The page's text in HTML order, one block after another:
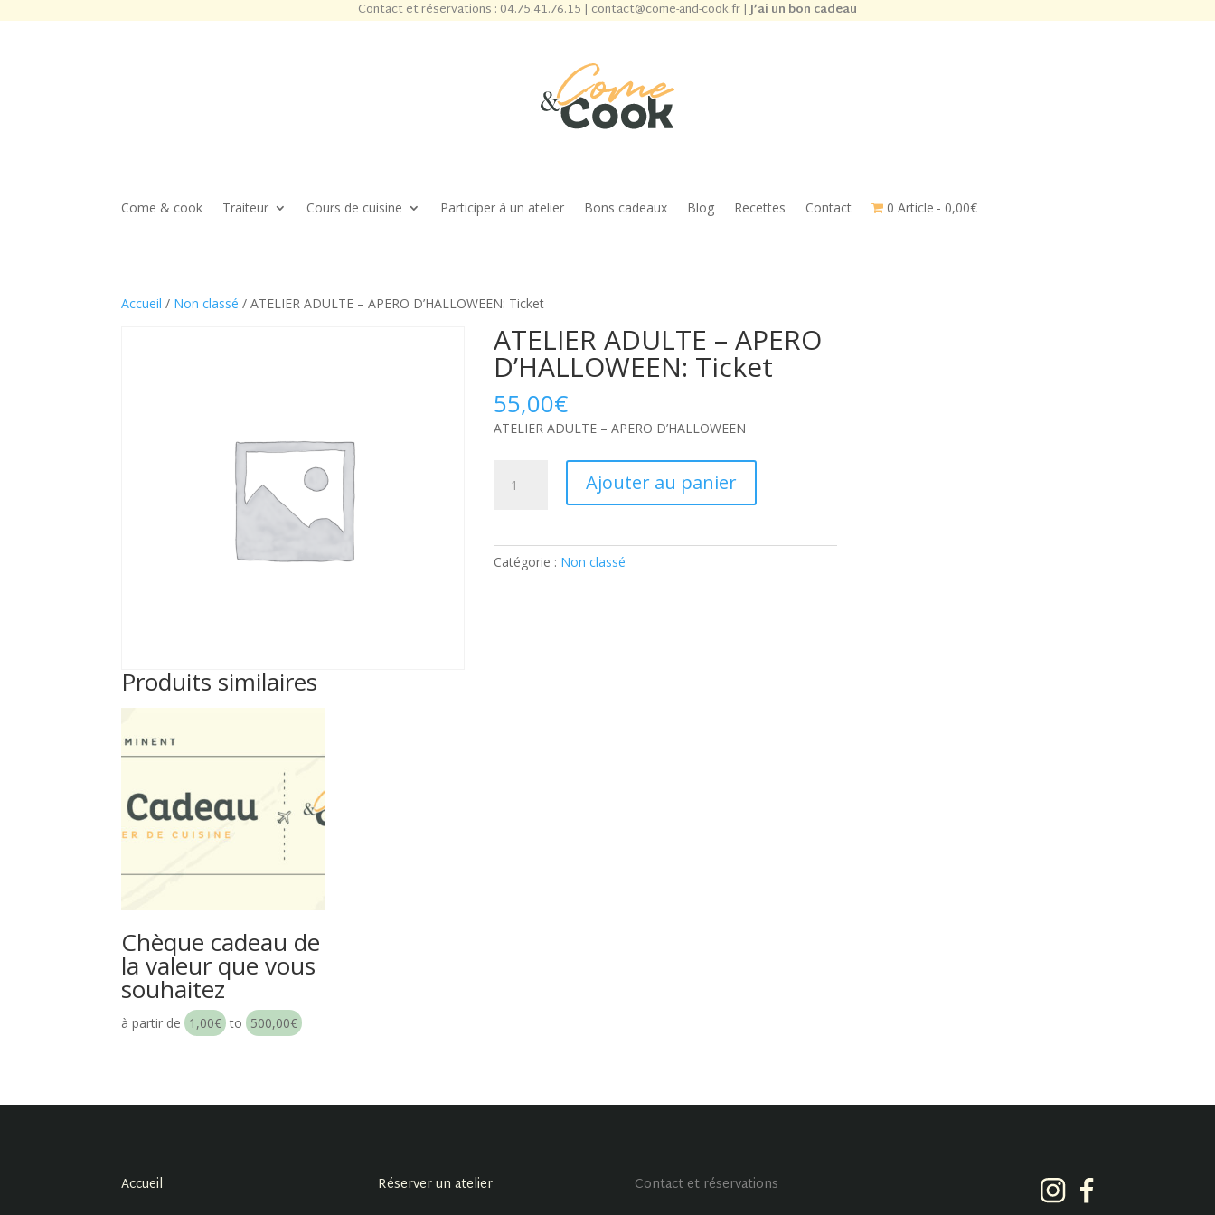
Contact et réservations : 04.75.41.76.15 | contact@come-and-cook.fr|J’ai un bon cadeau
Come & cook Traiteur Cours de cuisine Participer à un atelier Bons cadeaux Blog Recettes Contact 0 Article 0,00€
Accueil / Non classé / ATELIER ADULTE – APERO D’HALLOWEEN: Ticket
ATELIER ADULTE – APERO
D’HALLOWEEN: Ticket
55,00€
ATELIER ADULTE – APERO D’HALLOWEEN
APERO
Ajouter au panier
Catégorie : Non classé
Produits similaires
Chèque cadeau de
la valeur que vous
souhaitez
à partir de 1,00€ to 500,00€
Accueil
Réserver un atelier
Contact et réservations